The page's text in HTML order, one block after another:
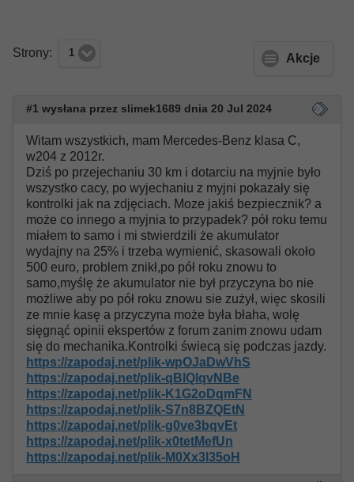
Strony: 1 Akcje
#1 wysłana przez slimek1689 dnia 20 Jul 2024
Witam wszystkich, mam Mercedes-Benz klasa C,
w204 z 2012r.
Dziś po przejechaniu 30 km i dotarciu na myjnie było
wszystko cacy, po wyjechaniu z myjni pokazały się
kontrolki jak na zdjęciach. Moze jakiś bezpiecznik? a
może co innego a myjnia to przypadek? pół roku temu
miałem to samo i mi stwierdzili że akumulator
wydajny na 25% i trzeba wymienić, skasowali około
500 euro, problem znikł,po pół roku znowu to
samo,myślę że akumulator nie był przyczyna bo nie
możliwe aby po pół roku znowu sie zużył, więc skosili
ze mnie kasę a przyczyna może była błaha, wolę
sięgnąć opinii ekspertów z forum zanim znowu udam
się do mechanika.Kontrolki świecą się podczas jazdy.
https://zapodaj.net/plik-wpOJaDwVhS
https://zapodaj.net/plik-qBlQlqvNBe
https://zapodaj.net/plik-K1G2oDqmFN
https://zapodaj.net/plik-S7n8BZQEtN
https://zapodaj.net/plik-g0ve3bqvEt
https://zapodaj.net/plik-x0tetMefUn
https://zapodaj.net/plik-M0Xx3l35oH